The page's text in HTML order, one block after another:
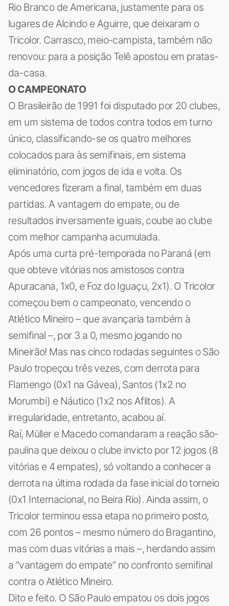
Rio Branco de Americana, justamente para os
lugares de Alcindo e Aguirre, que deixaram o
Tricolor. Carrasco, meio-campista, também não
renovou: para a posição Telê apostou em pratas-
da-casa.
O CAMPEONATO
O Brasileirão de 1991 foi disputado por 20 clubes,
em um sistema de todos contra todos em turno
único, classificando-se os quatro melhores
colocados para às semifinais, em sistema
eliminatório, com jogos de ida e volta. Os
vencedores fizeram a final, também em duas
partidas. A vantagem do empate, ou de
resultados inversamente iguais, coube ao clube
com melhor campanha acumulada.
Após uma curta pré-temporada no Paraná (em
que obteve vitórias nos amistosos contra
Apuracana, 1x0, e Foz do Iguaçu, 2x1). O Tricolor
começou bem o campeonato, vencendo o
Atlético Mineiro – que avançaria também à
semifinal –, por 3 a 0, mesmo jogando no
Mineirão! Mas nas cinco rodadas seguintes o São
Paulo tropeçou três vezes, com derrota para
Flamengo (0x1 na Gávea), Santos (1x2 no
Morumbi) e Náutico (1x2 nos Aflitos). A
irregularidade, entretanto, acabou aí.
Raí, Müller e Macedo comandaram a reação são-
paulina que deixou o clube invicto por 12 jogos (8
vitórias e 4 empates), só voltando a conhecer a
derrota na última rodada da fase inicial do torneio
(0x1 Internacional, no Beira Rio). Ainda assim, o
Tricolor terminou essa etapa no primeiro posto,
com 26 pontos – mesmo número do Bragantino,
mas com duas vitórias a mais –, herdando assim
a “vantagem do empate” no confronto semifinal
contra o Atlético Mineiro.
Dito e feito. O São Paulo empatou os dois jogos